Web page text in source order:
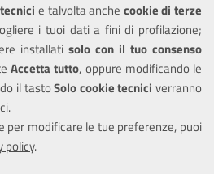
e talvolta anche cookie di terze
i tuoi dati a fini di profilazione;
installati solo con il tuo consenso
Accetta tutto, oppure modificando le
il tastoSolo cookie tecnici verranno
per modificare le tue preferenze, puoi
policy.
sito
servizi